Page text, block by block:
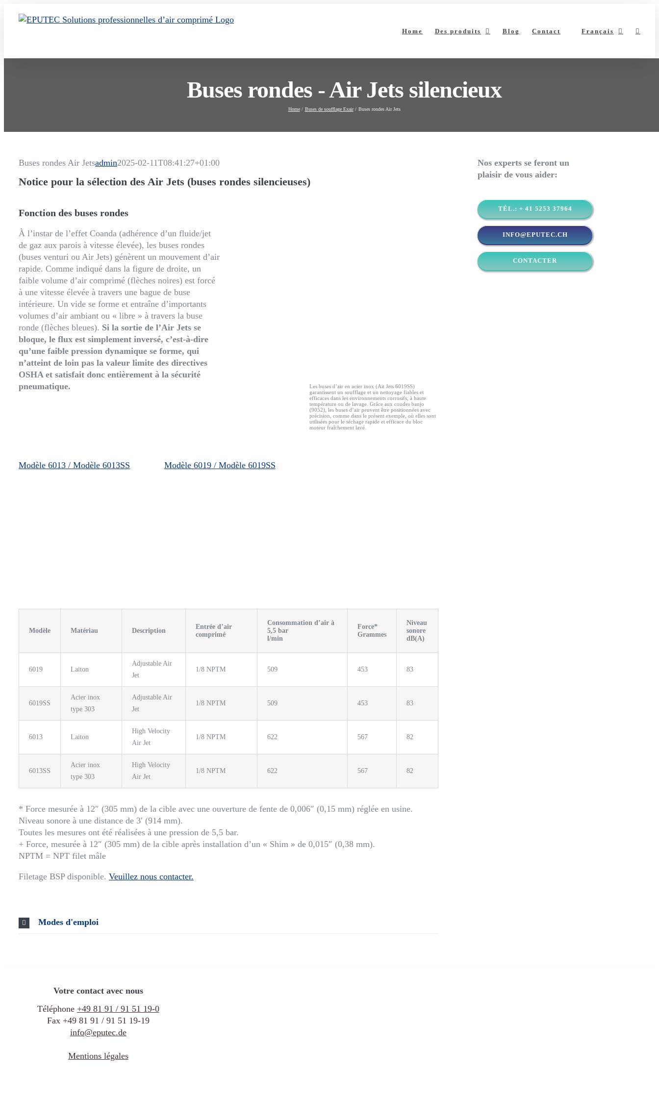
Home Des produits Blog Contact Français
Buses rondes - Air Jets silencieux
Home Buses de soufflage Exair Buses rondes Air Jets
Buses rondes Air Jetsadmin2025-02-11T08:41:27+01:00
Notice pour la sélection des Air Jets (buses rondes silencieuses)
Fonction des buses rondes
À l’instar de l’effet Coanda (adhérence d’un fluide/jet
de gaz aux parois à vitesse élevée), les buses rondes
(buses venturi ou Air Jets) génèrent un mouvement d’air
rapide. Comme indiqué dans la figure de droite, un
faible volume d’air comprimé (flèches noires) est forcé
à une vitesse élevée à travers une bague de buse
intérieure. Un vide se forme et entraîne d’importants
volumes d’air ambiant ou « libre » à travers la buse
ronde (flèches bleues). Si la sortie de l’Air Jets se
bloque, le flux est simplement inversé, c’est-à-dire
qu’une faible pression dynamique se forme, qui
n’atteint de loin pas la valeur limite des directives
OSHA et satisfait donc entièrement à la sécurité
pneumatique.
Les buses d’air en acier inox (Ait Jets 6019SS)
garantissent un soufflage et un nettoyage fiables et
efficaces dans les environnements corrosifs, à haute
température ou de lavage. Grâce aux coudes banjo
(9052), les buses d’air peuvent être positionnées avec
précision, comme dans le présent exemple, où elles sont
utilisées pour le séchage rapide et efficace du bloc
moteur fraîchement lavé.
Modèle 6013 / Modèle 6013SS Modèle 6019 / Modèle 6019SS
Modèle Matériau Description
Entrée d’air
comprimé
Consommation d’air à
5,5 bar
l/min
Force*
Grammes
Niveau
sonore
dB(A)
6019 Laiton
Adjustable Air
Jet
1/8 NPTM 509 453 83
6019SS
Acier inox
type 303
Adjustable Air
Jet
1/8 NPTM 509 453 83
6013 Laiton
High Velocity
Air Jet
1/8 NPTM 622 567 82
6013SS
Acier inox
type 303
High Velocity
Air Jet
1/8 NPTM 622 567 82
* Force mesurée à 12″ (305 mm) de la cible avec une ouverture de fente de 0,006″ (0,15 mm) réglée en usine.
Niveau sonore à une distance de 3′ (914 mm).
Toutes les mesures ont été réalisées à une pression de 5,5 bar.
+ Force, mesurée à 12″ (305 mm) de la cible après installation d’un « Shim » de 0,015″ (0,38 mm).
NPTM = NPT filet mâle
Filetage BSP disponible. Veuillez nous contacter.
Modes d'emploi
Nos experts se feront un
plaisir de vous aider:
TÉL.: + 41 5253 37964
INFO@EPUTEC.CH
CONTACTER
Votre contact avec nous
Téléphone +49 81 91 / 91 51 19-0
Fax +49 81 91 / 91 51 19-19
info@eputec.de
Mentions légales